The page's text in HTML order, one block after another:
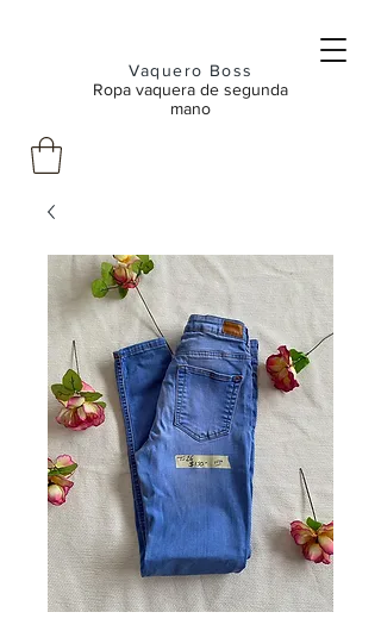
Vaquero Boss
Ropa vaquera de segunda
mano